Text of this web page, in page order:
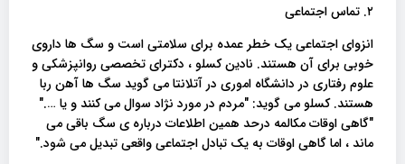
۲. تماس اجتماعی
انزوای اجتماعی یک خطر عمده برای سلامتی است و سگ ها داروی
خوبی برای آن هستند. نادین کسلو ، دکترای تخصصی روانپزشکی و
علوم رفتاری در دانشگاه اموری در آتلانتا می گوید سگ ها آهن ربا
هستند. کسلو می گوید: "مردم در مورد نژاد سوال می کنند و یا …."
"گاهی اوقات مکالمه درحد همین اطلاعات درباره ی سگ باقی می
ماند ، اما گاهی اوقات به یک تبادل اجتماعی واقعی تبدیل می شود."